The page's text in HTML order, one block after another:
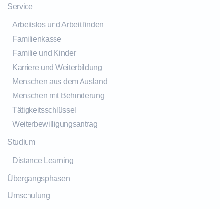
Service
Arbeitslos und Arbeit finden
Familienkasse
Familie und Kinder
Karriere und Weiterbildung
Menschen aus dem Ausland
Menschen mit Behinderung
Tätigkeitsschlüssel
Weiterbewilligungsantrag
Studium
Distance Learning
Übergangsphasen
Umschulung